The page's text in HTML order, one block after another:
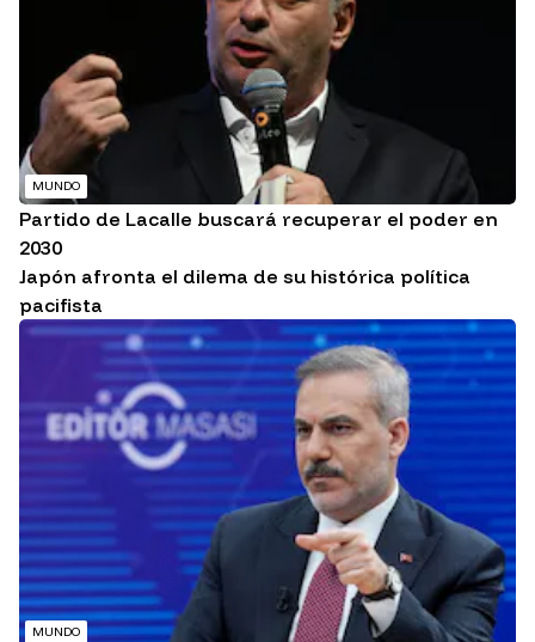
MUNDO
Partido de Lacalle buscará recuperar el poder en
2030
Japón afronta el dilema de su histórica política
pacifista
MUNDO